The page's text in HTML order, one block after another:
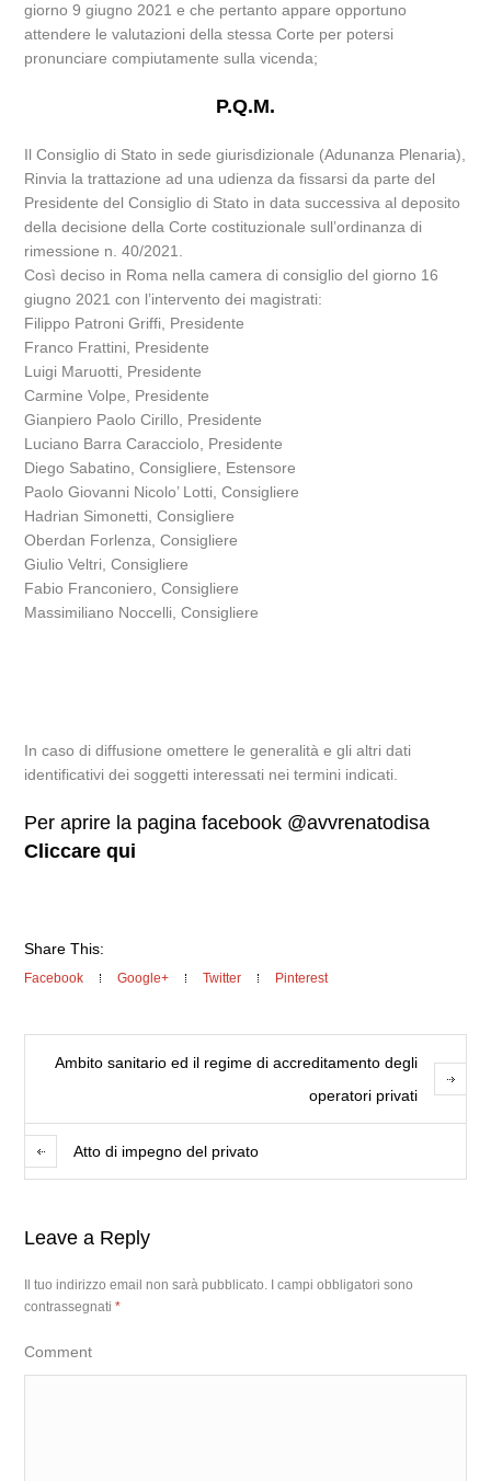
giorno 9 giugno 2021 e che pertanto appare opportuno
attendere le valutazioni della stessa Corte per potersi
pronunciare compiutamente sulla vicenda;
P.Q.M.
Il Consiglio di Stato in sede giurisdizionale (Adunanza Plenaria),
Rinvia la trattazione ad una udienza da fissarsi da parte del
Presidente del Consiglio di Stato in data successiva al deposito
della decisione della Corte costituzionale sull’ordinanza di
rimessione n. 40/2021.
Così deciso in Roma nella camera di consiglio del giorno 16
giugno 2021 con l’intervento dei magistrati:
Filippo Patroni Griffi, Presidente
Franco Frattini, Presidente
Luigi Maruotti, Presidente
Carmine Volpe, Presidente
Gianpiero Paolo Cirillo, Presidente
Luciano Barra Caracciolo, Presidente
Diego Sabatino, Consigliere, Estensore
Paolo Giovanni Nicolo’ Lotti, Consigliere
Hadrian Simonetti, Consigliere
Oberdan Forlenza, Consigliere
Giulio Veltri, Consigliere
Fabio Franconiero, Consigliere
Massimiliano Noccelli, Consigliere
In caso di diffusione omettere le generalità e gli altri dati
identificativi dei soggetti interessati nei termini indicati.
Per aprire la pagina facebook @avvrenatodisa
Cliccare qui
Share This:
Facebook Google+ Twitter Pinterest
Ambito sanitario ed il regime di accreditamento degli
operatori privati
Atto di impegno del privato
Leave a Reply
Il tuo indirizzo email non sarà pubblicato.
I campi obbligatori sono
contrassegnati*
Comment